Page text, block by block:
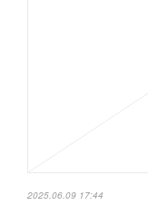
2025.06.09 17:44